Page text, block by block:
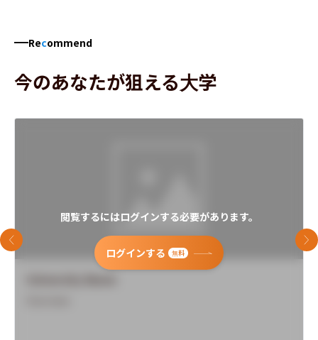
Recommend
今のあなたが狙える大学
閲覧するにはログインする必要があります。
ログインする 無料
前のスライド 次